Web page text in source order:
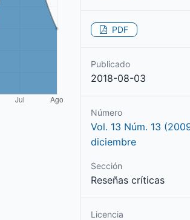
PDF
Publicado
2018-08-03
Número
Vol. 13 Núm. 13
diciembre
Sección
Reseñas críticas
Licencia